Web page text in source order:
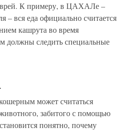
К примеру, в ЦАХАЛе –
вся еда официально считается
кашрута во время
должны следить специальные
может считаться
забитого с помощью
понятно, почему